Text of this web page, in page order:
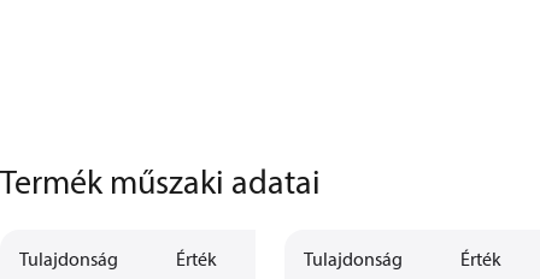
Termék műszaki adatai
Tulajdonság Érték Tulajdonság Érték